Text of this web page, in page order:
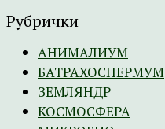
Рубрички
АНИМАЛИУМ
БАТРАХОСПЕРМУМ
ЗЕМЛЯНДР
КОСМОСФЕРА